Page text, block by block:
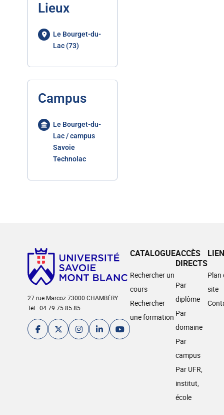
Lieux
Le Bourget-du-
Lac (73)
Campus
Le Bourget-du-
Lac / campus
Savoie
Technolac
27 rue Marcoz 73000 CHAMBÉRY
Tél : 04 79 75 85 85
CATALOGUE
Rechercher un
cours
Rechercher
une formation
ACCÈS
DIRECTS
Par
diplôme
Par
domaine
Par
campus
Par UFR,
institut,
école
Plan
site